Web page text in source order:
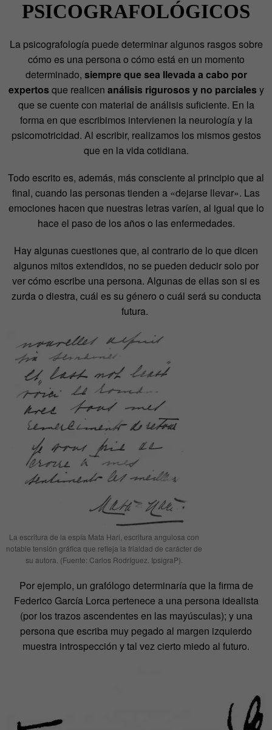
PSICOGRAFOLÓGICOS
La psicografología puede determinar algunos rasgos sobre
cómo es una persona o cómo está en un momento
determinado, siempre que sea llevada a cabo por
expertosque realicen análisis rigurosos y no parcialesy
que se cuente con material de análisis suficiente. En la
forma en que escribimos intervienen la neurología y la
psicomotricidad. Al escribir, realizamos los mismos gestos
que en la vida cotidiana.
Todo escrito es, además, más consciente al principio que al
final, cuando las personas tienden a «dejarse llevar». Las
emociones hacen que nuestras letras varíen, al igual que lo
hace el paso de los años o las enfermedades.
Hay algunas cuestiones que, al contrario de lo que dicen
algunos mitos extendidos, no se pueden deducir solo por
ver cómo escribe una persona. Algunas de ellas son si es
zurda o diestra, cuál es su género o cuál será su conducta
futura.
La escritura de la espía Mata Hari, escritura angulosa con
notable tensión gráfica que refleja la frialdad de carácter de
su autora. (Fuente: Carlos Rodríguez. IpsigraP).
Por ejemplo, un grafólogo determinaría que la firma de
Federico García Lorca pertenece a una persona idealista
(por los trazos ascendentes en las mayúsculas); y una
persona que escriba muy pegado al margen izquierdo
muestra introspección y tal vez cierto miedo al futuro.